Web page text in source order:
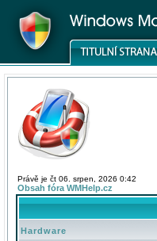
Právě je čt 06. srpen, 2026 0:42
Obsah fóra WMHelp.cz
Hardware